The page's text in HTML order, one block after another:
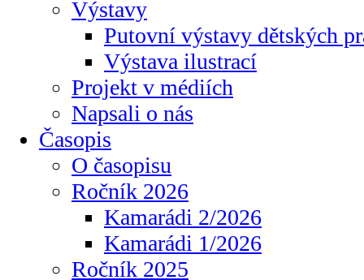
Výstavy
Putovní výstavy dětských
Výstava ilustrací
Projekt v médiích
Napsali o nás
Časopis
O časopisu
Ročník 2026
Kamarádi 2/2026
Kamarádi 1/2026
Ročník 2025